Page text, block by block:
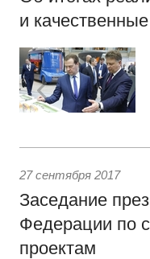
и
27 сентября 2017
Заседание
Федерации по
проектам